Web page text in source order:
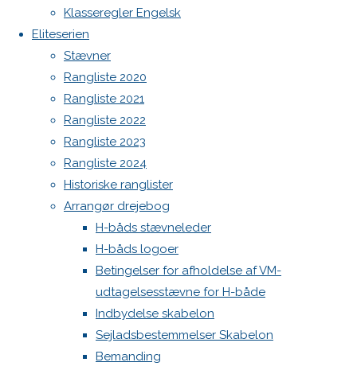
Klasseregler Engelsk
Eliteserien
Stævner
Rangliste 2020
Rangliste 2021
Rangliste 2022
Rangliste 2023
Rangliste 2024
Historiske ranglister
Arrangør drejebog
H-båds stævneleder
H-båds logoer
Betingelser for afholdelse af VM-
udtagelsesstævne for H-både
Indbydelse skabelon
Sejladsbestemmelser Skabelon
Bemanding
og
Ranglisten
2024
Previous
image
Next
image
Skriv
et
svar
WordPress.org